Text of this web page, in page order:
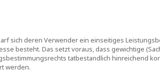
sich deren Verwender ein einseitiges
besteht. Das setzt voraus, dass gewichtige
tatbestandlich hinreichend
werden.